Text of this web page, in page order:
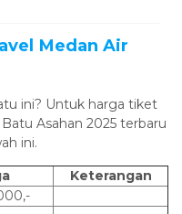
Medan Air
ini? Untuk harga tiket
Asahan 2025 terbaru
ini.
Keterangan